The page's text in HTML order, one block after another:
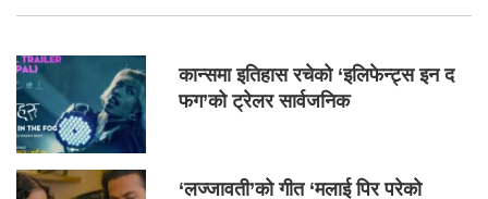
कान्समा इतिहास रचेको ‘इलिफेन्ट्स इन द
फग’को ट्रेलर सार्वजनिक
‘लज्जावती’को गीत ‘मलाई पिर परेको